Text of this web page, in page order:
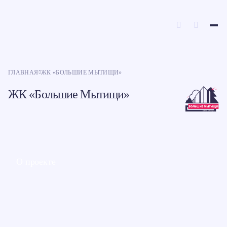
ГЛАВНАЯ ЖК «БОЛЬШИЕ МЫТИЩИ»
ЖК «Большие Мытищи»